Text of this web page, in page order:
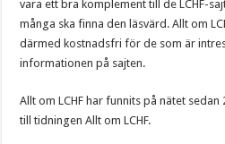
vara ett bra komplement till de LCHF-
många ska finna den läsvärd. Allt om
därmed kostnadsfri för de som är
informationen på sajten.
Allt om LCHF har funnits på nätet
till tidningen Allt om LCHF.